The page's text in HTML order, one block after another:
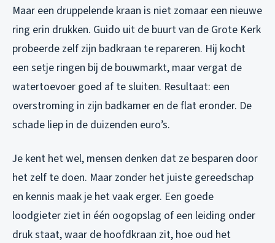
Maar een druppelende kraan is niet zomaar een nieuwe
ring erin drukken. Guido uit de buurt van de Grote Kerk
probeerde zelf zijn badkraan te repareren. Hij kocht
een setje ringen bij de bouwmarkt, maar vergat de
watertoevoer goed af te sluiten. Resultaat: een
overstroming in zijn badkamer en de flat eronder. De
schade liep in de duizenden euro’s.
Je kent het wel, mensen denken dat ze besparen door
het zelf te doen. Maar zonder het juiste gereedschap
en kennis maak je het vaak erger. Een goede
loodgieter ziet in één oogopslag of een leiding onder
druk staat, waar de hoofdkraan zit, hoe oud het